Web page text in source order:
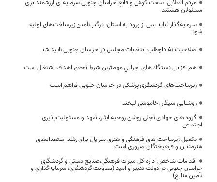
مردم انقلابی، سخت کوش و قانع خراسان جنوبی سرمایه ای ارزشمند برای
مسئولان هستند
سرمایه‌گذار نباید پس از ورود به استان، درگیر تأمین زیرساخت‌های اولیه
شود
صلاحیت ۵۱ داوطلب انتخابات مجلس در خراسان جنوبی تایید شد
هم افزایی دستگاه های اجرايي مهمترين شرط تحقق اهداف اشتغال است
زیرساخت‌های گردشگری پزشکی در خراسان جنوبی فراهم است
روشنایی سیگار ،خاموشی لبخند
گروه های جهادی تجلی روشن روحیه ایثار، تعهد و مسئولیت‌پذیری
اجتماعی
تکمیل زیرساخت های فرهنگی و هنری سرایان برای رشد استعدادهای
هنرمندان و فرهیختگان ضروری است
اقدامات شاخص اداره کل میراث فرهنگی،‌صنایع دستی و گردشگری
خراسان جنوبی در دولت تدبیر و امید (معاونت گردشگری، سرمایه‌گذاری و
تأمین منابع)